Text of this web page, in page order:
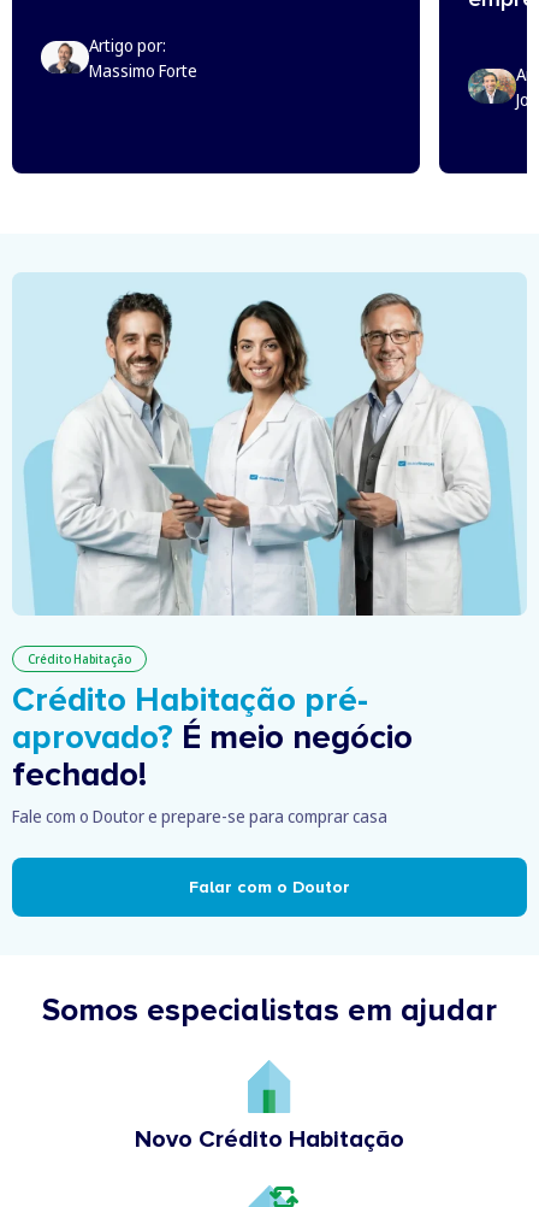
Artigo por:
Massimo Forte
Crédito Habitação
Crédito Habitação pré-
aprovado? É meio negócio
fechado!
Fale com o Doutor e prepare-se para comprar casa
Falar com o Doutor
Somos especialistas em ajudar
Novo Crédito Habitação